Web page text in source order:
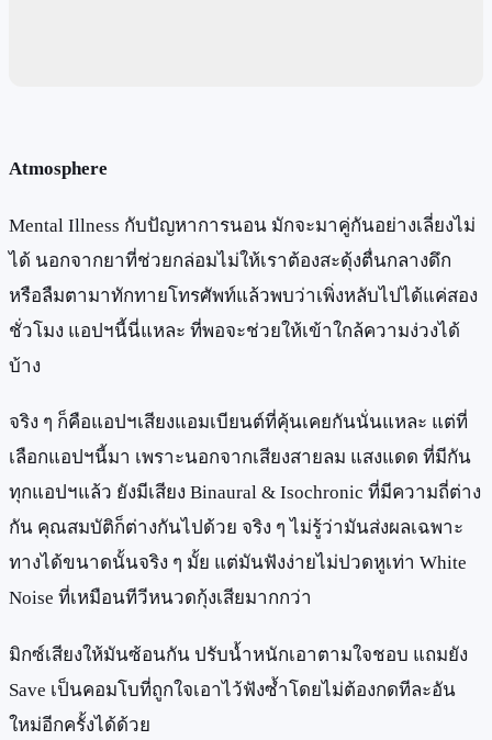
Atmosphere
Mental Illness กับปัญหาการนอน มักจะมาคู่กันอย่างเลี่ยงไม่
ได้ นอกจากยาที่ช่วยกล่อมไม่ให้เราต้องสะดุ้งตื่นกลางดึก
หรือลืมตามาทักทายโทรศัพท์แล้วพบว่าเพิ่งหลับไปได้แค่สอง
ชั่วโมง แอปฯนี้นี่แหละ ที่พอจะช่วยให้เข้าใกล้ความง่วงได้
บ้าง
จริง ๆ ก็คือแอปฯเสียงแอมเบียนต์ที่คุ้นเคยกันนั่นแหละ แต่ที่
เลือกแอปฯนี้มา เพราะนอกจากเสียงสายลม แสงแดด ที่มีกัน
ทุกแอปฯแล้ว ยังมีเสียง Binaural & Isochronic ที่มีความถี่ต่าง
กัน คุณสมบัติก็ต่างกันไปด้วย จริง ๆ ไม่รู้ว่ามันส่งผลเฉพาะ
ทางได้ขนาดนั้นจริง ๆ มั้ย แต่มันฟังง่ายไม่ปวดหูเท่า White
Noise ที่เหมือนทีวีหนวดกุ้งเสียมากกว่า
มิกซ์เสียงให้มันซ้อนกัน ปรับน้ำหนักเอาตามใจชอบ แถมยัง
Save เป็นคอมโบที่ถูกใจเอาไว้ฟังซ้ำโดยไม่ต้องกดทีละอัน
ใหม่อีกครั้งได้ด้วย